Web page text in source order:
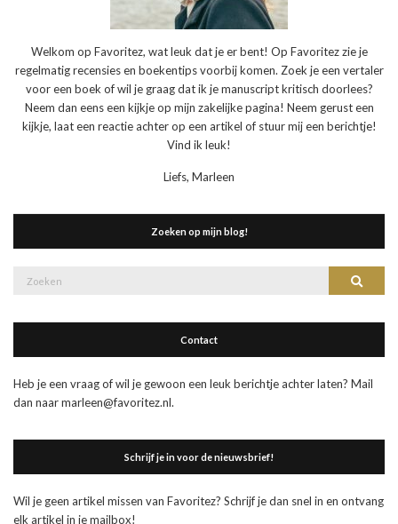
Welkom op Favoritez, wat leuk dat je er bent! Op Favoritez zie je
regelmatig recensies en boekentips voorbij komen. Zoek je een vertaler
voor een boek of wil je graag dat ik je manuscript kritisch doorlees?
Neem dan eens een kijkje op mijn zakelijke pagina! Neem gerust een
kijkje, laat een reactie achter op een artikel of stuur mij een berichtje!
Vind ik leuk!
Liefs, Marleen
Zoeken op mijn blog!
Zoek
Contact
Heb je een vraag of wil je gewoon een leuk berichtje achter laten? Mail
dan naar marleen@favoritez.nl.
Schrijf je in voor de nieuwsbrief!
Wil je geen artikel missen van Favoritez? Schrijf je dan snel in en ontvang
elk artikel in je mailbox!